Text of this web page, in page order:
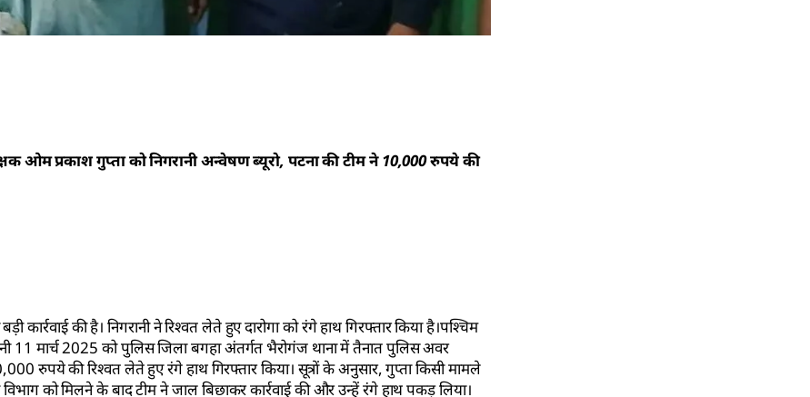
ओम प्रकाश गुप्ता को निगरानी अन्वेषण ब्यूरो, पटना की टीम ने 10,000 रुपये की
कार्रवाई की है। निगरानी ने रिश्वत लेते हुए दारोगा को रंगे हाथ गिरफ्तार किया है।पश्चिम
11 मार्च 2025 को पुलिस जिला बगहा अंतर्गत भैरोगंज थाना में तैनात पुलिस अवर
रुपये की रिश्वत लेते हुए रंगे हाथ गिरफ्तार किया। सूत्रों के अनुसार, गुप्ता किसी मामले
को मिलने के बाद टीम ने जाल बिछाकर कार्रवाई की और उन्हें रंगे हाथ पकड़ लिया।